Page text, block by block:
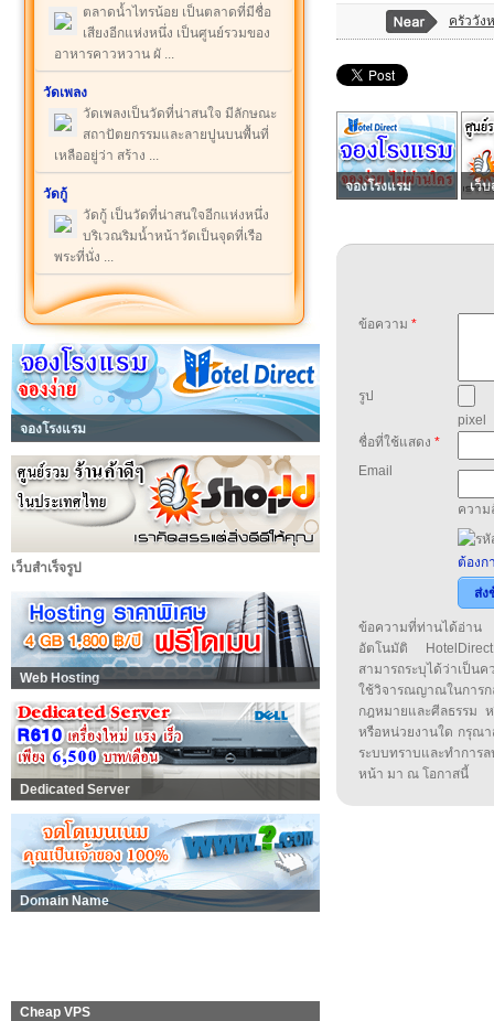
ตลาดน้ำไทรน้อย เป็นตลาดที่มีชื่อ
เสียงอีกแห่งหนึ่ง เป็นศูนย์รวมของ
อาหารคาวหวาน ผั ...
วัดเพลง
วัดเพลงเป็นวัดที่น่าสนใจ มีลักษณะ
สถาปัตยกรรมและลายปูนบนพื้นที่
เหลืออยู่ว่า สร้าง ...
วัดกู้
วัดกู้ เป็นวัดที่น่าสนใจอีกแห่งหนึ่ง
บริเวณริมน้ำหน้าวัดเป็นจุดที่เรือ
พระที่นั่ง ...
จองโรงแรม
เว็บสำเร็จรูป
Web Hosting
Dedicated Server
Domain Name
Cheap VPS
ครัววัง
จองโรงแรม เว็บ
ข้อความ *
รูป
pixel
ชื่อที่ใช้แสดง *
Email
ความ
ต้องก
ส่ง
ข้อความที่ท่านได้อ่าน
อัตโนมัติ
สามารถระบุได้ว่าเป็น
ใช้วิจารณญาณในกา
กฎหมายและศีลธรรม
หรือหน่วยงานใด กรุณา
ระบบทราบและทำกา
หน้า มา ณ โอกาสนี้